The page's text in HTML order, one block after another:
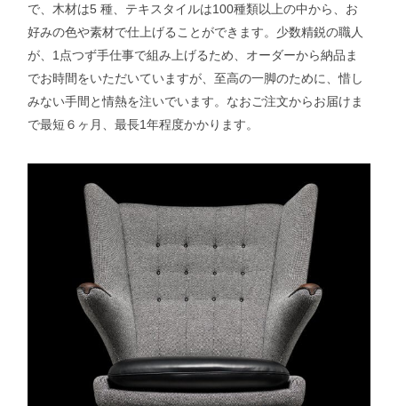
で、木材は5 種、テキスタイルは100種類以上の中から、お
好みの色や素材で仕上げることができます。少数精鋭の職人
が、1点つず手仕事で組み上げるため、オーダーから納品ま
でお時間をいただいていますが、至高の一脚のために、惜し
みない手間と情熱を注いでいます。なおご注文からお届けま
で最短６ヶ月、最長1年程度かかります。